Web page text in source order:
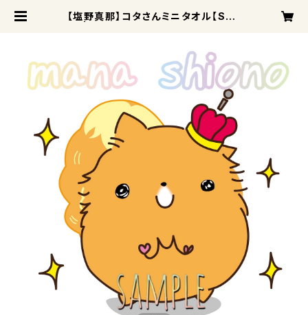
【塩野真那】コタさんミニタオル【SAL